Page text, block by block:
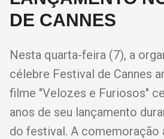
DE CANNES
Nesta quarta-feira (7), a
célebre Festival de Cannes
filme "Velozes e Furiosos"
anos de seu lançamento
do festival. A comemoração